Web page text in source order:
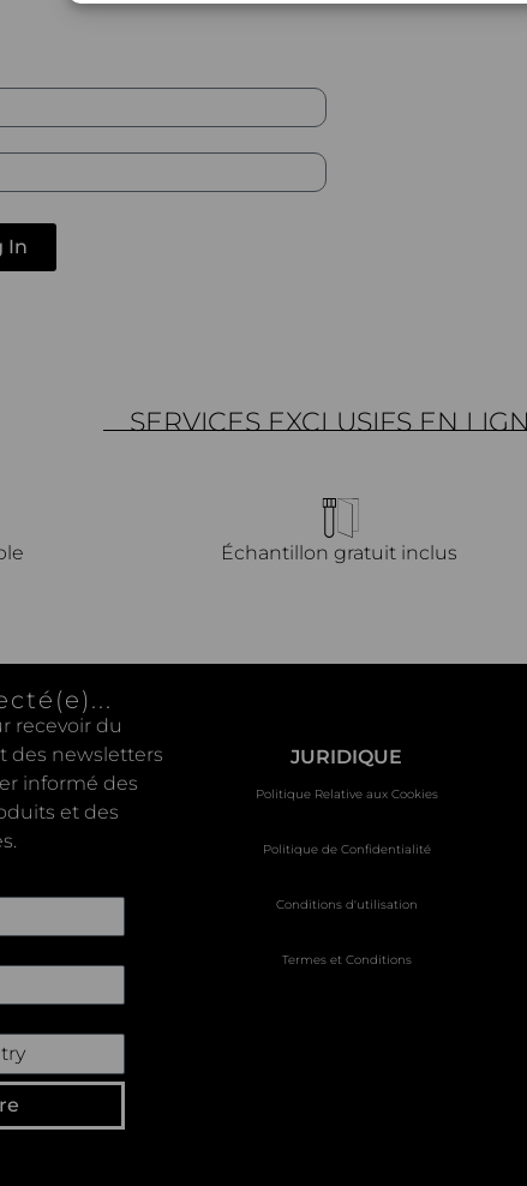
In
SERVICES EXCLUSIFS EN
Échantillon gratuit inclus
recevoir du
des newsletters
informé des
et des
JURIDIQUE
Politique Relative aux Cookies
Politique de Confidentialité
Conditions d'utilisation
Termes et Conditions